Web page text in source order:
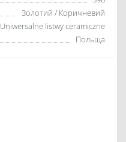
Золотий / Коричневий
Uniwersalne listwy ceramiczne
Польща